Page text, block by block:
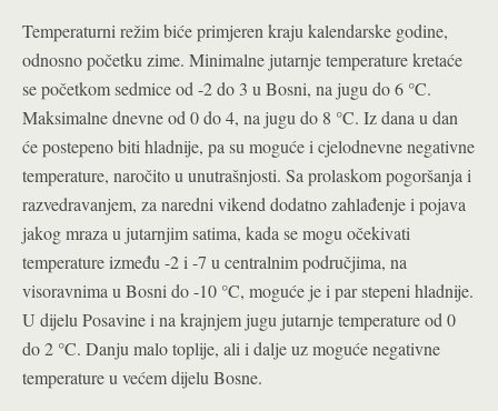
Temperaturni režim biće primjeren kraju kalendarske godine,
odnosno početku zime. Minimalne jutarnje temperature kretaće
se početkom sedmice od -2 do 3 u Bosni, na jugu do 6 °C.
Maksimalne dnevne od 0 do 4, na jugu do 8 °C. Iz dana u dan
će postepeno biti hladnije, pa su moguće i cjelodnevne negativne
temperature, naročito u unutrašnjosti. Sa prolaskom pogoršanja i
razvedravanjem, za naredni vikend dodatno zahlađenje i pojava
jakog mraza u jutarnjim satima, kada se mogu očekivati
temperature između -2 i -7 u centralnim područjima, na
visoravnima u Bosni do -10 °C, moguće je i par stepeni hladnije.
U dijelu Posavine i na krajnjem jugu jutarnje temperature od 0
do 2 °C. Danju malo toplije, ali i dalje uz moguće negativne
temperature u većem dijelu Bosne.